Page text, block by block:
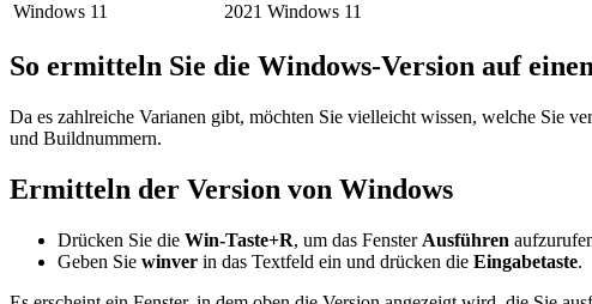
Windows 11
2021 Windows 11
So ermitteln Sie die Windows-Version auf
Da es zahlreiche Varianen gibt, möchten Sie vielleicht wissen, welche Sie
und Buildnummern.
Ermitteln der Version von Windows
Drücken Sie die Win-Taste+R, um das Fenster Ausführen
Geben Sie winver in das Textfeld ein und drücken die Eingabetaste.